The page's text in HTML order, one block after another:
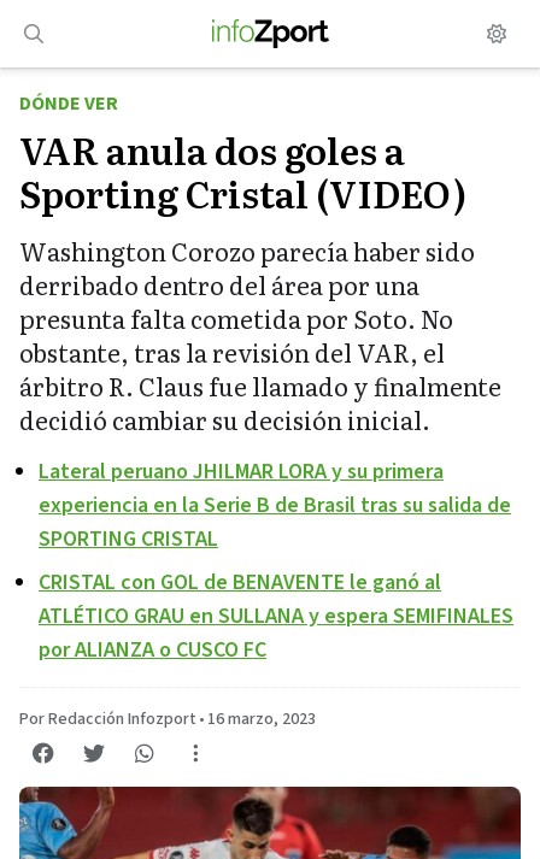
contenido
DÓNDE VER
VAR anula dos goles a
Sporting Cristal (VIDEO)
Washington Corozo parecía haber sido
derribado dentro del área por una
presunta falta cometida por Soto. No
obstante, tras la revisión del VAR, el
árbitro R. Claus fue llamado y finalmente
decidió cambiar su decisión inicial.
Lateral peruano JHILMAR LORA y su primera
experiencia en la Serie B de Brasil tras su salida de
SPORTING CRISTAL
CRISTAL con GOL de BENAVENTE le ganó al
ATLÉTICO GRAU en SULLANA y espera SEMIFINALES
por ALIANZA o CUSCO FC
Por Redacción Infozport • 16 marzo, 2023